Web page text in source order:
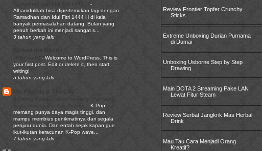
-
Alhamdulillah bisa dipertemukan lagi dengan
Ramadhan dan Idul Fitri 1444 H di kala
banyak permasalahan datang. Bulan yang
penuh berkah ini menjadi sangat s...
3 tahun yang lalu
- Welcome to WordPress. This is
your first post. Edit or delete it, then start
writing!
5 tahun yang lalu
- K-Pop
memang punya daya magis tinggi, dan
mampu membius penikmatinya dari segala
penjuru dunia. Dan entah sejak kapan gue
ikut-ikutan keracunan K-Pop wave...
7 tahun yang lalu
Review Frontier Topfer Crunchy
Sticks
Extreme Unboxing Durian Purnama
di Dumai
Unboxing Usborne Step by Step
Drawing
Main DOTA 2 Streaming Pake LAN
Lewat Fitur Steam
Review Serbat Jangkrik Mas Herbal
Drink
Mau Tau Cara Menjadi Orang
Kreatif?